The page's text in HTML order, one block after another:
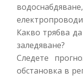
Какво трябва
заледяване?
Следете
обстановка в